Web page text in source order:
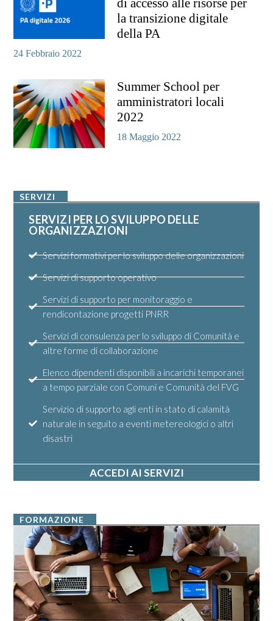
di accesso alle risorse per
la transizione digitale
della PA
24 Febbraio 2022
Summer School per
amministratori locali
2022
18 Maggio 2022
SERVIZI
SERVIZI PER LO SVILUPPO DELLE
ORGANIZZAZIONI
Servizi formativi per lo sviluppo delle organizzazioni
Servizi di supporto operativo
Servizi di supporto per monitoraggio e
rendicontazione progetti PNRR
Servizi di consulenza per lo sviluppo di Comunità e
altre forme di collaborazione
Elenco dipendenti disponibili a incarichi temporanei
a tempo parziale con Comuni e Comunità del FVG
Servizio di supporto agli enti in stato di calamità
naturale in seguito a eventi metereologici o altri
disastri
ACCEDI AI SERVIZI
FORMAZIONE